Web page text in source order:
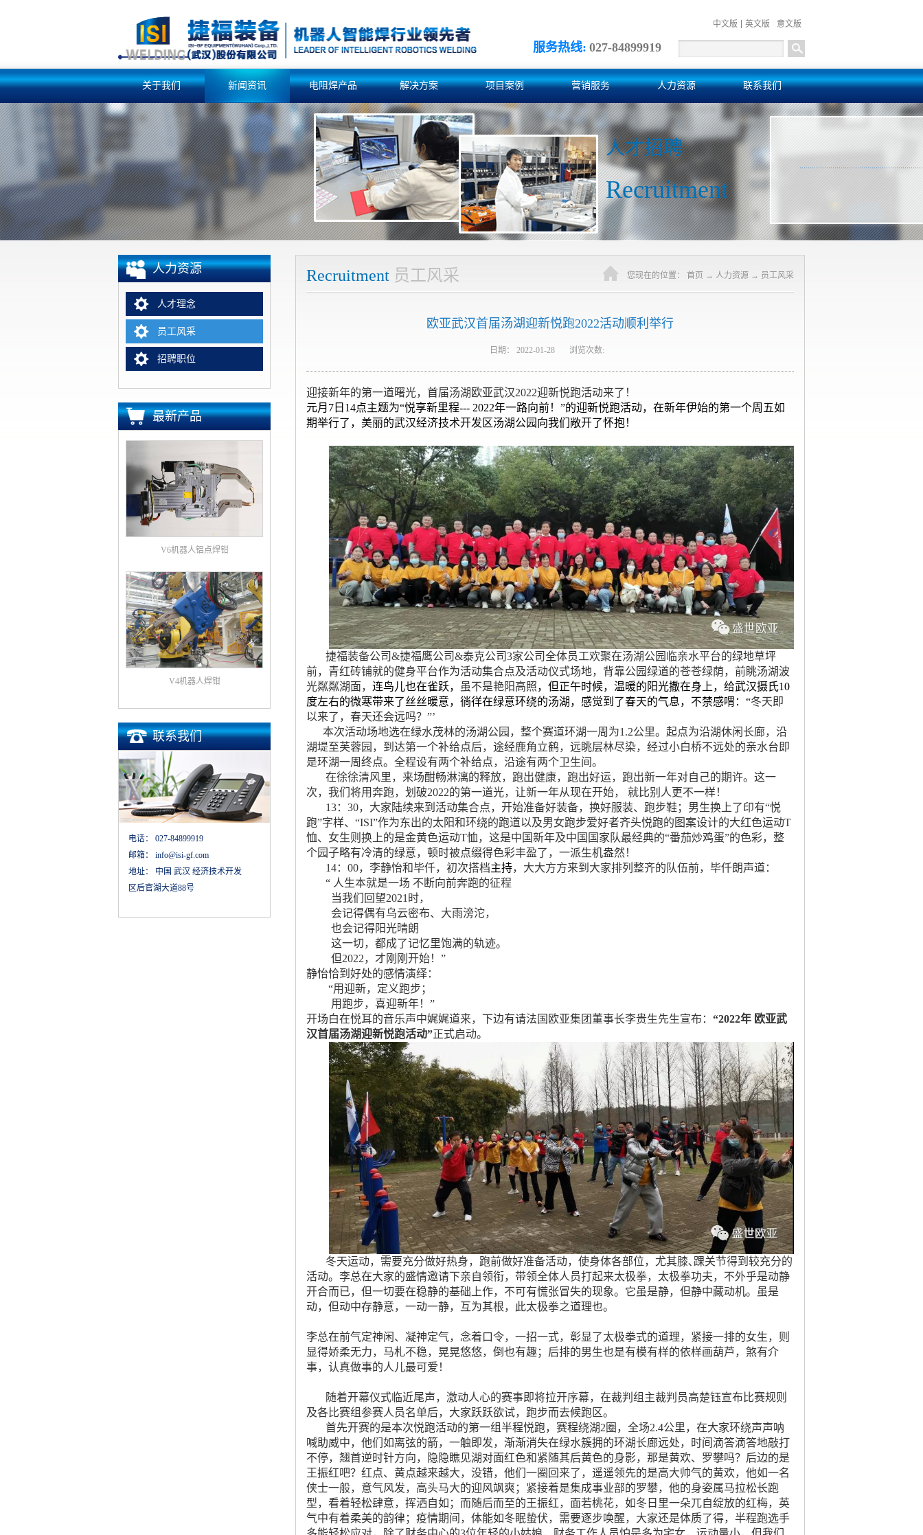
中文版 英文版 意文版
服务热线: 027-84899919
关于我们 新闻资讯 电阻焊产品 解决方案 项目案例 营销服务 人力资源 联系我们
人才招聘
Recruitment
人力资源
人才理念
员工风采
招聘职位
最新产品
V6机器人铝点焊钳
V4机器人焊钳
联系我们
电话： 027-84899919
邮箱： info@isi-gf.com
地址： 中国 武汉 经济技术开发
区后官湖大道88号
Recruitment 员工风采 您现在的位置： 首页 → 人力资源 → 员工风采
欧亚武汉首届汤湖迎新悦跑2022活动顺利举行
日期： 2022-01-28 浏览次数:
迎接新年的第一道曙光，首届汤湖欧亚武汉2022迎新悦跑活动来了！
元月7日14点主题为“悦享新里程--- 2022年一路向前！”的迎新悦跑活动，在新年伊始的第一个周五如
期举行了，美丽的武汉经济技术开发区汤湖公园向我们敞开了怀抱！
捷福装备公司&捷福鹰公司&泰克公司3家公司全体员工欢聚在汤湖公园临亲水平台的绿地草坪
前，青红砖铺就的健身平台作为活动集合点及活动仪式场地，背靠公园绿道的苍苍绿荫，前眺汤湖波
光粼粼湖面， 连鸟儿也在雀跃， 虽不是艳阳高照，但正午时候，温暖的阳光撒在身上，给武汉摄氏10
度左右的微寒带来了丝丝暖意，徜徉在绿意环绕的汤湖，感觉到了春天的气息，不禁感喟： “冬天即
以来了，春天还会远吗？”’
本次活动场地选在绿水茂林的汤湖公园，整个赛道环湖一周为1.2公里。起点为沿湖休闲长廊，沿
湖堤至芙蓉园，到达第一个补给点后，途经鹿角立鹤，远眺层林尽染，经过小白桥不远处的亲水台 即
是环湖一周终点。全程设有两个补给点，沿途有两个卫生间。
在徐徐清风里，来场酣畅淋漓的释放，跑出健康，跑出好运，跑出新一年对自己的期许。这一
次，我们将用奔跑，划破2022的第一道光，让新一年从现在开始， 就比别人更不一样！
13：30，大家陆续来到活动集合点，开始准备好装备，换好服装、跑步鞋；男生换上了印有“悦
跑”字样、“ISI”作为东出的太阳和环绕的跑道以及男女跑步爱好者齐头悦跑的图案设计的大红色运动T
恤、女生则换上的是金黄色运动T恤，这是中国新年及中国国家队最经典的“番茄炒鸡蛋”的色彩，整
个园子略有冷清的绿意，顿时被点缀得色彩丰盈了，一派生机盎然！
14：00，李静怡和毕仟，初次搭档主持，大大方方来到大家排列整齐的队伍前，毕仟朗声道：
“ 人生本就是一场 不断向前奔跑的征程
当我们回望2021时，
会记得偶有乌云密布、大雨滂沱，
也会记得阳光晴朗
这一切，都成了记忆里饱满的轨迹。
但2022，才刚刚开始！”
静怡恰到好处的感情演绎：
“用迎新，定义跑步；
用跑步，喜迎新年！”
开场白在悦耳的音乐声中娓娓道来，下边有请法国欧亚集团董事长李贵生先生宣布： “2022年 欧亚武
汉首届汤湖迎新悦跑活动”正式启动。
冬天运动，需要充分做好热身，跑前做好准备活动，使身体各部位，尤其膝､踝关节得到较充分的
活动。李总在大家的盛情邀请下亲自领衔，带领全体人员打起来太极拳，太极拳功夫，不外乎是动静
开合而已，但一切要在稳静的基础上作，不可有慌张冒失的现象。它虽是静，但静中藏动机。虽是
动，但动中存静意，一动一静，互为其根，此太极拳之道理也。
李总在前气定神闲、凝神定气，念着口令，一招一式，彰显了太极拳式的道理，紧接一排的女生，则
显得娇柔无力，马札不稳，晃晃悠悠，倒也有趣；后排的男生也是有模有样的依样画葫芦，煞有介
事，认真做事的人儿最可爱！
随着开幕仪式临近尾声，激动人心的赛事即将拉开序幕，在裁判组主裁判员高楚钰宣布比赛规则
及各比赛组参赛人员名单后，大家跃跃欲试，跑步而去候跑区。
首先开赛的是本次悦跑活动的第一组半程悦跑，赛程绕湖2圈，全场2.4公里，在大家环绕声声呐
喊助威中，他们如离弦的箭，一触即发，渐渐消失在绿水簇拥的环湖长廊远处，时间滴答滴答地敲打
不停，翘首逆时针方向，隐隐瞧见湖对面红色和紧随其后黄色的身影，那是黄欢、罗攀吗？后边的是
王振红吧？红点、黄点越来越大，没错，他们一圈回来了，遥遥领先的是高大帅气的黄欢，他如一名
侠士一般，意气风发，高头马大的迎风飒爽；紧接着是集成事业部的罗攀，他的身姿属马拉松长跑
型，看着轻松肆意，挥洒自如；而随后而至的王振红，面若桃花，如冬日里一朵兀自绽放的红梅，英
气中有着柔美的韵律；疫情期间，体能如冬眠蛰伏，需要逐步唤醒，大家还是体质了得，半程跑选手